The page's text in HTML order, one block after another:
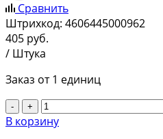
Сравнить
Штрихкод: 4606445000962
405 руб.
/ Штука
Заказ от 1 единиц
- +
В корзину